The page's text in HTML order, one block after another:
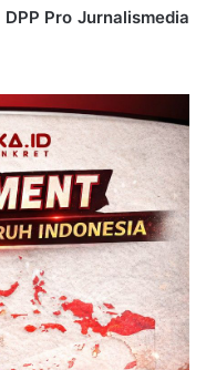
Pro Jurnalismedia